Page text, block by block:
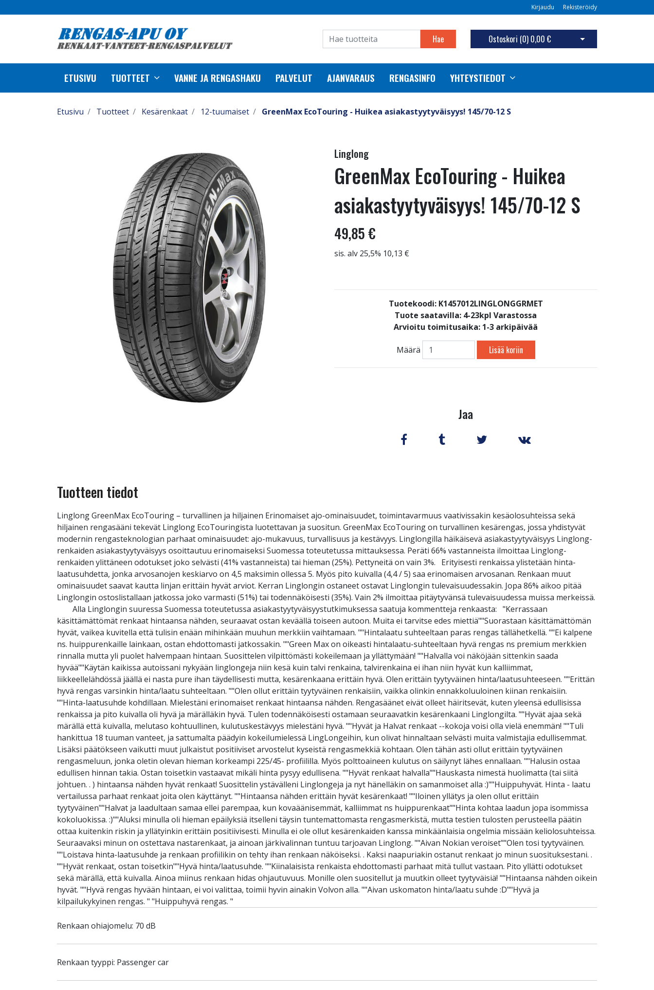
Kirjaudu Rekisteröidy
Hae Ostoskori (0) 0,00 € Avaa ostoskori
ETUSIVU TUOTTEET VANNE JA RENGASHAKU PALVELUT AJANVARAUS RENGASINFO YHTEYSTIEDOT
Etusivu Tuotteet Kesärenkaat 12-tuumaiset GreenMax EcoTouring - Huikea asiakastyytyväisyys! 145/70-12 S
Linglong
GreenMax EcoTouring - Huikea
asiakastyytyväisyys! 145/70-12 S
49,85 €
sis. alv 25,5% 10,13 €
Tuotekoodi: K1457012LINGLONGGRMET
Tuote saatavilla: 4-23kpl Varastossa
Arvioitu toimitusaika: 1-3 arkipäivää
Määrä Lisää koriin
Jaa
Tuotteen tiedot
Linglong GreenMax EcoTouring – turvallinen ja hiljainen Erinomaiset ajo-ominaisuudet, toimintavarmuus vaativissakin kesäolosuhteissa sekä
hiljainen rengasääni tekevät Linglong EcoTouringista luotettavan ja suositun. GreenMax EcoTouring on turvallinen kesärengas, jossa yhdistyvät
modernin rengasteknologian parhaat ominaisuudet: ajo-mukavuus, turvallisuus ja kestävyys. Linglongilla häikäisevä asiakastyytyväisyys Linglong-
renkaiden asiakastyytyväisyys osoittautuu erinomaiseksi Suomessa toteutetussa mittauksessa. Peräti 66% vastanneista ilmoittaa Linglong-
renkaiden ylittäneen odotukset joko selvästi (41% vastanneista) tai hieman (25%). Pettyneitä on vain 3%. Erityisesti renkaissa ylistetään hinta-
laatusuhdetta, jonka arvosanojen keskiarvo on 4,5 maksimin ollessa 5. Myös pito kuivalla (4,4 / 5) saa erinomaisen arvosanan. Renkaan muut
ominaisuudet saavat kautta linjan erittäin hyvät arviot. Kerran Linglongin ostaneet ostavat Linglongin tulevaisuudessakin. Jopa 86% aikoo pitää
Linglongin ostoslistallaan jatkossa joko varmasti (51%) tai todennäköisesti (35%). Vain 2% ilmoittaa pitäytyvänsä tulevaisuudessa muissa merkeissä.
Alla Linglongin suuressa Suomessa toteutetussa asiakastyytyväisyystutkimuksessa saatuja kommentteja renkaasta: "Kerrassaan
käsittämättömät renkaat hintaansa nähden, seuraavat ostan keväällä toiseen autoon. Muita ei tarvitse edes miettiä""Suorastaan käsittämättömän
hyvät, vaikea kuvitella että tulisin enään mihinkään muuhun merkkiin vaihtamaan. ""Hintalaatu suhteeltaan paras rengas tällähetkellä. ""Ei kalpene
ns. huippurenkaille lainkaan, ostan ehdottomasti jatkossakin. ""Green Max on oikeasti hintalaatu-suhteeltaan hyvä rengas ns premium merkkien
rinnalla mutta yli puolet halvempaan hintaan. Suosittelen vilpittömästi kokeilemaan ja yllättymään! ""Halvalla voi näköjään sittenkin saada
hyvää""Käytän kaikissa autoissani nykyään linglongeja niin kesä kuin talvi renkaina, talvirenkaina ei ihan niin hyvät kun kalliimmat,
liikkeellelähdössä jäällä ei nasta pure ihan täydellisesti mutta, kesärenkaana erittäin hyvä. Olen erittäin tyytyväinen hinta/laatusuhteeseen. ""Erittän
hyvä rengas varsinkin hinta/laatu suhteeltaan. ""Olen ollut erittäin tyytyväinen renkaisiin, vaikka olinkin ennakkoluuloinen kiinan renkaisiin.
""Hinta-laatusuhde kohdillaan. Mielestäni erinomaiset renkaat hintaansa nähden. Rengasäänet eivät olleet häiritsevät, kuten yleensä edullisissa
renkaissa ja pito kuivalla oli hyvä ja märälläkin hyvä. Tulen todennäköisesti ostamaan seuraavatkin kesärenkaani Linglongilta. ""Hyvät ajaa sekä
märällä että kuivalla, melutaso kohtuullinen, kulutuskestävyys mielestäni hyvä. ""Hyvät ja Halvat renkaat --kokoja voisi olla vielä enemmän! ""Tuli
hankittua 18 tuuman vanteet, ja sattumalta päädyin kokeilumielessä LingLongeihin, kun olivat hinnaltaan selvästi muita valmistajia edullisemmat.
Lisäksi päätökseen vaikutti muut julkaistut positiiviset arvostelut kyseistä rengasmekkiä kohtaan. Olen tähän asti ollut erittäin tyytyväinen
rengasmeluun, jonka oletin olevan hieman korkeampi 225/45- profiililla. Myös polttoaineen kulutus on säilynyt lähes ennallaan. ""Halusin ostaa
edullisen hinnan takia. Ostan toisetkin vastaavat mikäli hinta pysyy edullisena. ""Hyvät renkaat halvalla""Hauskasta nimestä huolimatta (tai siitä
johtuen. . ) hintaansa nähden hyvät renkaat! Suosittelin ystävälleni Linglongeja ja nyt hänelläkin on samanmoiset alla :)""Huippuhyvät. Hinta - laatu
vertailussa parhaat renkaat joita olen käyttänyt. ""Hintaansa nähden erittäin hyvät kesärenkaat! ""Iloinen yllätys ja olen ollut erittäin
tyytyväinen""Halvat ja laadultaan samaa ellei parempaa, kun kovaäänisemmät, kalliimmat ns huippurenkaat""Hinta kohtaa laadun jopa isommissa
kokoluokissa. :)""Aluksi minulla oli hieman epäilyksiä itselleni täysin tuntemattomasta rengasmerkistä, mutta testien tulosten perusteella päätin
ottaa kuitenkin riskin ja yllätyinkin erittäin positiivisesti. Minulla ei ole ollut kesärenkaiden kanssa minkäänlaisia ongelmia missään keliolosuhteissa.
Seuraavaksi minun on ostettava nastarenkaat, ja ainoan järkivalinnan tuntuu tarjoavan Linglong. ""Aivan Nokian veroiset""Olen tosi tyytyväinen.
""Loistava hinta-laatusuhde ja renkaan profiilikin on tehty ihan renkaan näköiseksi. . Kaksi naapuriakin ostanut renkaat jo minun suosituksestani. .
""Hyvät renkaat, ostan toisetkin""Hyvä hinta/laatusuhde. ""Kiinalaisista renkaista ehdottomasti parhaat mitä tullut vastaan. Pito yllätti odotukset
sekä märällä, että kuivalla. Ainoa miinus renkaan hidas ohjautuvuus. Monille olen suositellut ja muutkin olleet tyytyväisiä! ""Hintaansa nähden oikein
hyvät. ""Hyvä rengas hyvään hintaan, ei voi valittaa, toimii hyvin ainakin Volvon alla. ""Aivan uskomaton hinta/laatu suhde :D""Hyvä ja
kilpailukykyinen rengas. " "Huippuhyvä rengas. "
Renkaan ohiajomelu: 70 dB
Renkaan tyyppi: Passenger car